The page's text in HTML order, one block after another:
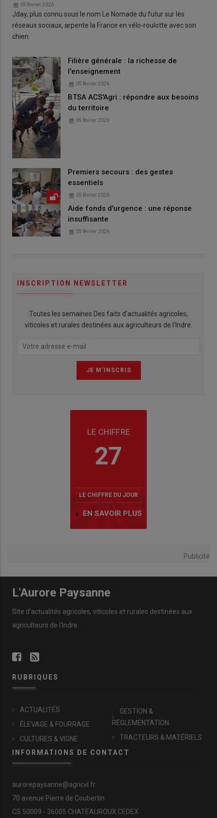
05 février 2026
Jday, plus connu sous le nom Le Nomade du futur sur les
réseaux sociaux, arpente la France en vélo-roulotte avec son
chien.
Filière générale : la richesse de
l'enseignement
05 février 2026
BTSA ACS'Agri : répondre aux besoins
du territoire
05 février 2026
Premiers secours : des gestes
essentiels
05 février 2026
Aide fonds d'urgence : une réponse
insuffisante
05 février 2026
INSCRIPTION NEWSLETTER
Toutes les semaines Des faits d'actualités agricoles,
viticoles et rurales destinées aux agriculteurs de l'Indre.
LE CHIFFRE
27
LE CHIFFRE DU JOUR
EN SAVOIR PLUS
Publicité
L'Aurore Paysanne
Site d'actualités agricoles, viticoles et rurales destinées aux
agriculteurs de l'Indre.
RUBRIQUES
ACTUALITÉS
ÉLEVAGE & FOURRAGE
CULTURES & VIGNE
GESTION &
RÉGLEMENTATION
TRACTEURS & MATÉRIELS
INFORMATIONS DE CONTACT
aurorepaysanne@agricvl.fr
70 avenue Pierre de Coubertin
CS 50009 - 36005 CHATEAUROUX CEDEX